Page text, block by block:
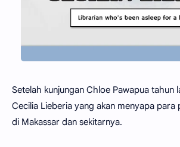
Setelah kunjungan Chloe Pawapua tahun
Cecilia Lieberia yang akan menyapa para
di Makassar dan sekitarnya.